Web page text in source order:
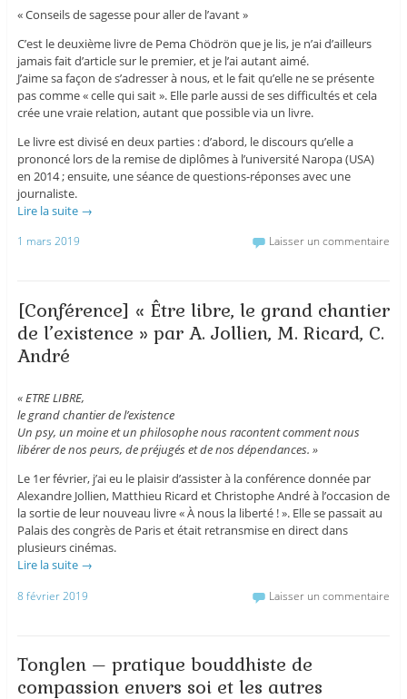
« Conseils de sagesse pour aller de l’avant »
C’est le deuxième livre de Pema Chödrön que je lis, je n’ai d’ailleurs
jamais fait d’article sur le premier, et je l’ai autant aimé.
J’aime sa façon de s’adresser à nous, et le fait qu’elle ne se présente
pas comme « celle qui sait ». Elle parle aussi de ses difficultés et cela
crée une vraie relation, autant que possible via un livre.
Le livre est divisé en deux parties : d’abord, le discours qu’elle a
prononcé lors de la remise de diplômes à l’université Naropa (USA)
en 2014 ; ensuite, une séance de questions-réponses avec une
journaliste.
Lire la suite →
1 mars 2019 Laisser un commentaire
[Conférence] « Être libre, le grand chantier
de l’existence » par A. Jollien, M. Ricard, C.
André
« ETRE LIBRE,
le grand chantier de l’existence
Un psy, un moine et un philosophe nous racontent comment nous
libérer de nos peurs, de préjugés et de nos dépendances. »
Le 1er février, j’ai eu le plaisir d’assister à la conférence donnée par
Alexandre Jollien, Matthieu Ricard et Christophe André à l’occasion de
la sortie de leur nouveau livre « À nous la liberté ! ». Elle se passait au
Palais des congrès de Paris et était retransmise en direct dans
plusieurs cinémas.
Lire la suite →
8 février 2019 Laisser un commentaire
Tonglen – pratique bouddhiste de
compassion envers soi et les autres